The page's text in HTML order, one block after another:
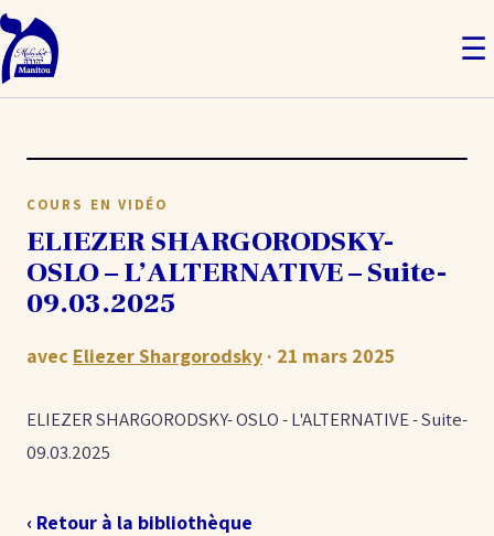
☰
COURS EN VIDÉO
ELIEZER SHARGORODSKY-
OSLO – L’ALTERNATIVE – Suite-
09.03.2025
avec Eliezer Shargorodsky · 21 mars 2025
ELIEZER SHARGORODSKY- OSLO - L'ALTERNATIVE - Suite-
09.03.2025
‹ Retour à la bibliothèque